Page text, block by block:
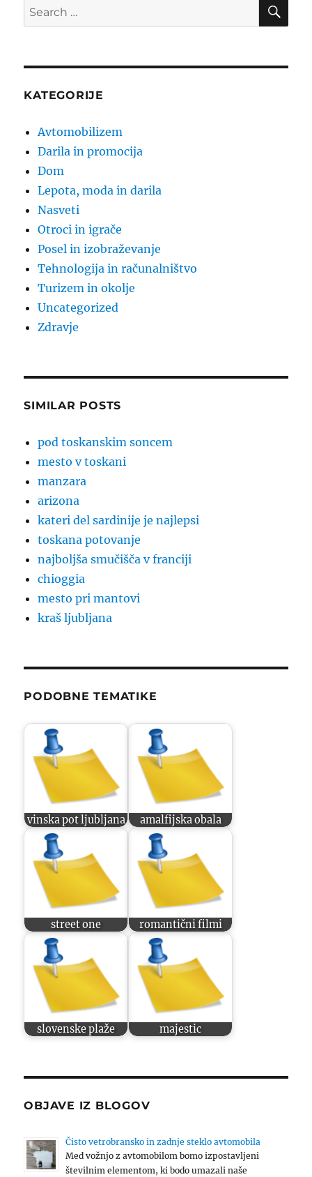
Search
for:
KATEGORIJE
Avtomobilizem
Darila in promocija
Dom
Lepota, moda in darila
Nasveti
Otroci in igrače
Posel in izobraževanje
Tehnologija in računalništvo
Turizem in okolje
Uncategorized
Zdravje
SIMILAR POSTS
pod toskanskim soncem
mesto v toskani
manzara
arizona
kateri del sardinije je najlepsi
toskana potovanje
najboljša smučišča v franciji
chioggia
mesto pri mantovi
kraš ljubljana
PODOBNE TEMATIKE
vinska pot ljubljana amalfijska obala
street one romantični filmi
slovenske plaže majestic
OBJAVE IZ BLOGOV
Čisto vetrobransko in zadnje steklo avtomobila
Med vožnjo z avtomobilom bomo izpostavljeni
številnim elementom, ki bodo umazali naše